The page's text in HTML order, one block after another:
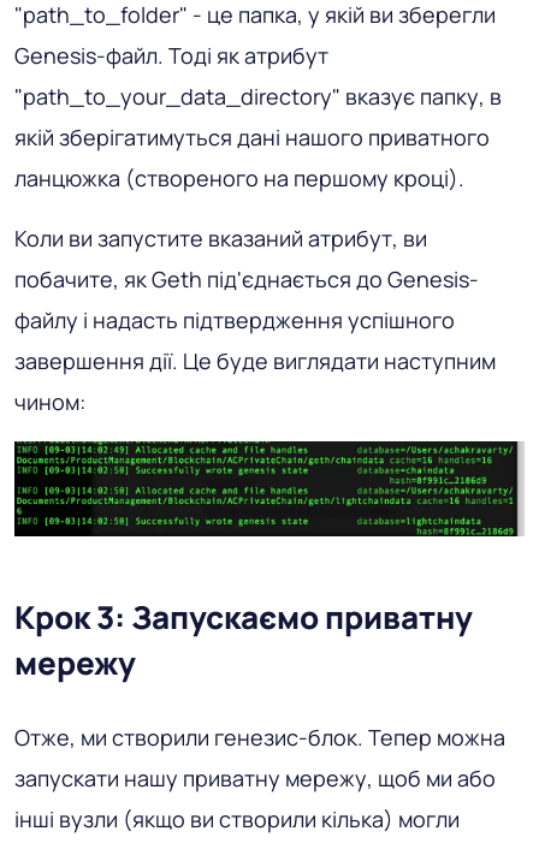
"path_to_folder" - це папка, у якій ви зберегли
Genesis-файл. Тоді як атрибут
"path_to_your_data_directory" вказує папку, в
якій зберігатимуться дані нашого приватного
ланцюжка (створеного на першому кроці).
Коли ви запустите вказаний атрибут, ви
побачите, як Geth під'єднається до Genesis-
файлу і надасть підтвердження успішного
завершення дії. Це буде виглядати наступним
чином:
Крок 3: Запускаємо приватну
мережу
Отже, ми створили генезис-блок. Тепер можна
запускати нашу приватну мережу, щоб ми або
інші вузли (якщо ви створили кілька) могли